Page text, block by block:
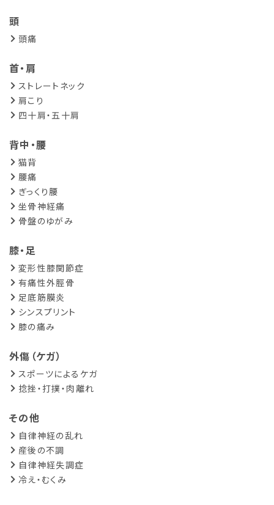
頭
頭痛
首・肩
ストレートネック
肩こり
四十肩・五十肩
背中・腰
猫背
腰痛
ぎっくり腰
坐骨神経痛
骨盤のゆがみ
膝・足
変形性膝関節症
有痛性外脛骨
足底筋膜炎
シンスプリント
膝の痛み
外傷（ケガ）
スポーツによるケガ
捻挫・打撲・肉離れ
その他
自律神経の乱れ
産後の不調
自律神経失調症
冷え・むくみ